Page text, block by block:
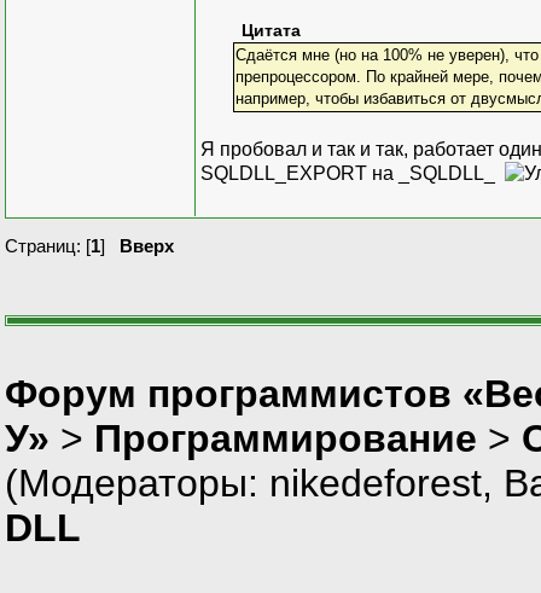
Цитата
Сдаётся мне (но на 100% не уверен),
препроцессором. По крайней мере,
например, чтобы избавиться от
Я пробовал и так и так, работает
SQLDLL_EXPORT на _SQLDLL_
Страниц: [1] Вверх
Форум программистов
У» > Программирование >
(Модераторы: nikedeforest,
DLL